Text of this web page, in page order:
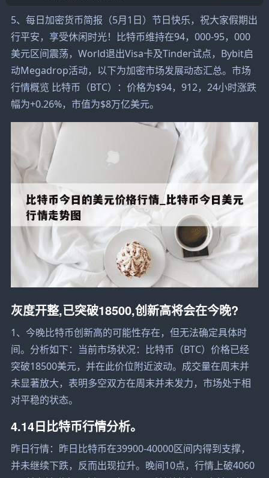
5、每日加密货币简报（5月1日）节日快乐，祝大家假期出
行平安，享受休闲时光！比特币维持在94，000-95，000
美元区间震荡，World退出Visa卡及Tinder试点，Bybit启
动Megadrop活动，以下为加密市场发展动态汇总。市场
行情概览 比特币（BTC）：价格为$94，912，24小时涨跌
幅为+0.26%，市值为$8万亿美元。
灰度开整,已突破18500,创新高将会在今晚?
1、今晚比特币创新高的可能性存在，但无法确定具体时
间。分析如下：当前市场状况：比特币（BTC）价格已经
突破18500美元，并在此价位附近波动。成交量在周末并
未显著放大，表明多空双方在周末并未发力，市场处于相
对平稳的状态。
4.14日比特币行情分析。
昨日行情：昨日比特币在39900-40000区间内得到支撑，
并未继续下跌，反而出现拉升。晚间10点，行情上破4060